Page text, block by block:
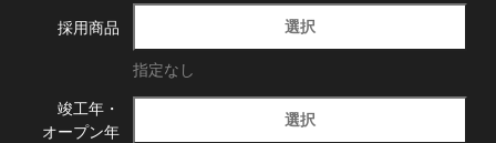
採用商品 選択
指定なし
竣工年・
オープン年
選択